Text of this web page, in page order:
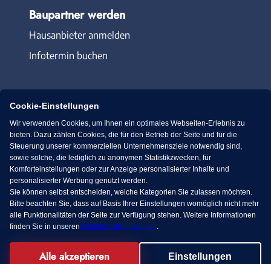
Baupartner werden
Hausanbieter anmelden
Infotermin buchen
Immowelt.de Bauen.de
Massivhaus.de Bungalow.de
Fertighaus.de
Facebook
Cookie-Einstellungen
Wir verwenden Cookies, um Ihnen ein optimales Webseiten-Erlebnis zu
bieten. Dazu zählen Cookies, die für den Betrieb der Seite und für die
Steuerung unserer kommerziellen Unternehmensziele notwendig sind,
sowie solche, die lediglich zu anonymen Statistikzwecken, für
Komforteinstellungen oder zur Anzeige personalisierter Inhalte und
personalisierter Werbung genutzt werden.
Sie können selbst entscheiden, welche Kategorien Sie zulassen möchten.
Bitte beachten Sie, dass auf Basis Ihrer Einstellungen womöglich nicht mehr
alle Funktionalitäten der Seite zur Verfügung stehen. Weitere Informationen
finden Sie in unseren Datenschutzhinweisen.
Alle akzeptieren Einstellungen